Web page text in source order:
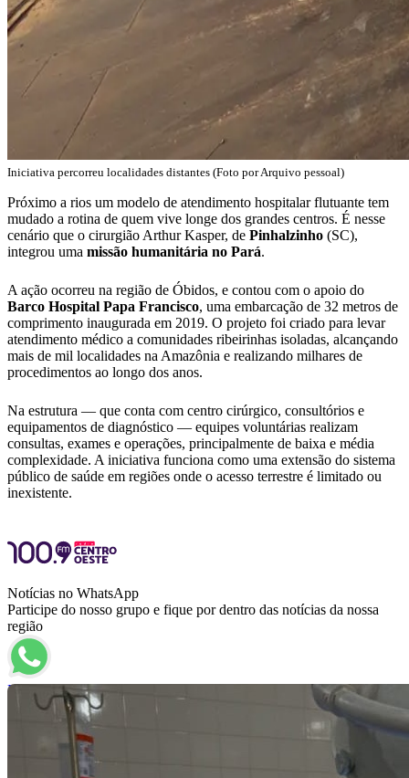
Iniciativa percorreu localidades distantes (Foto por Arquivo pessoal)
Próximo a rios um modelo de atendimento hospitalar flutuante tem
mudado a rotina de quem vive longe dos grandes centros. É nesse
cenário que o cirurgião Arthur Kasper, de Pinhalzinho (SC),
integrou uma missão humanitária no Pará.
A ação ocorreu na região de Óbidos, e contou com o apoio do
Barco Hospital Papa Francisco, uma embarcação de 32 metros de
comprimento inaugurada em 2019. O projeto foi criado para levar
atendimento médico a comunidades ribeirinhas isoladas, alcançando
mais de mil localidades na Amazônia e realizando milhares de
procedimentos ao longo dos anos.
Na estrutura — que conta com centro cirúrgico, consultórios e
equipamentos de diagnóstico — equipes voluntárias realizam
consultas, exames e operações, principalmente de baixa e média
complexidade. A iniciativa funciona como uma extensão do sistema
público de saúde em regiões onde o acesso terrestre é limitado ou
inexistente.
Notícias no WhatsApp
Participe do nosso grupo e fique por dentro das notícias da nossa
região
Entrar no grupo